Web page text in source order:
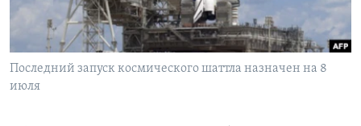
Learning English
СОЦИАЛЬНЫЕ СЕТИ
Последний запуск космического шаттла назначен на 8
июля